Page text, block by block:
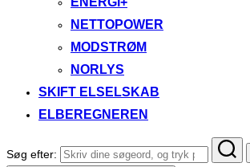
NETTOPOWER
MODSTRØM
NORLYS
SKIFT ELSELSKAB
ELBEREGNEREN
Søg efter: